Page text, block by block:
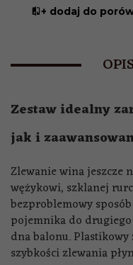
+ dodaj do
Zestaw idealny
jak i
Zlewanie wina jeszcze
wężykowi, szklanej
bezproblemowy
pojemnika do
dna balonu.
szybkości zlewania